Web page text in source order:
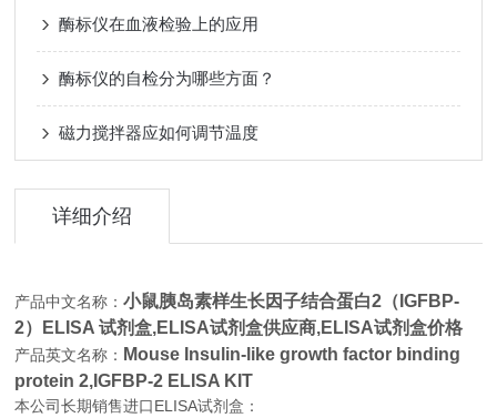
酶标仪在血液检验上的应用
酶标仪的自检分为哪些方面？
磁力搅拌器应如何调节温度
详细介绍
产品中文名称：小鼠胰岛素样生长因子结合蛋白2（IGFBP-
2）ELISA 试剂盒,ELISA试剂盒供应商,ELISA试剂盒价格
产品英文名称： Mouse Insulin-like growth factor binding
protein 2,IGFBP-2 ELISA KIT
本公司长期销售进口ELISA试剂盒：